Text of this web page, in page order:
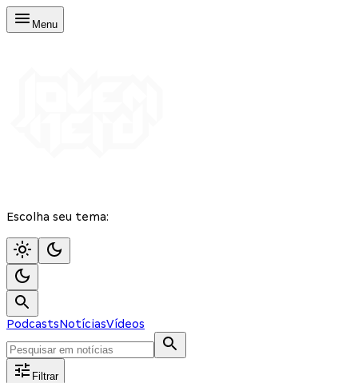
Menu
Escolha seu tema:
PodcastsNotíciasVídeos
Filtrar